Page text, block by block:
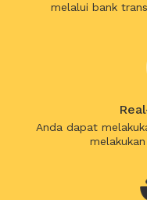
melalui bank
Anda dapat